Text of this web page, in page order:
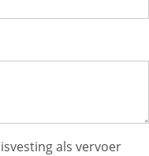
als vervoer